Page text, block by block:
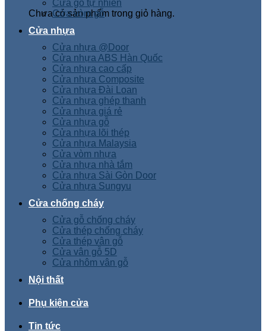
Chưa có sản phẩm trong giỏ hàng.
Cửa gỗ tự nhiên
Cửa vòm gỗ
Cửa nhựa
Cửa nhựa @Door
Cửa nhựa ABS Hàn Quốc
Cửa nhựa cao cấp
Cửa nhựa Composite
Cửa nhựa Đài Loan
Cửa nhựa ghép thanh
Cửa nhựa giá rẻ
Cửa nhựa gỗ
Cửa nhựa lõi thép
Cửa nhựa Malaysia
Cửa vòm nhựa
Cửa nhựa nhà tắm
Cửa nhựa Sài Gòn Door
Cửa nhựa Sungyu
Cửa chống cháy
Cửa gỗ chống cháy
Cửa thép chống cháy
Cửa thép vân gỗ
Cửa vân gỗ 5D
Cửa nhôm vân gỗ
Nội thất
Phụ kiện cửa
Tin tức